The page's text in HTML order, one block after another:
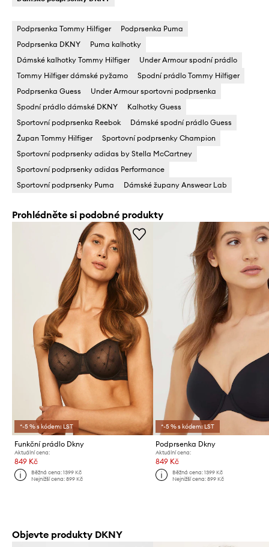
Podprsenka Tommy Hilfiger
Podprsenka Puma
Podprsenka DKNY
Puma kalhotky
Dámské kalhotky Tommy Hilfiger
Under Armour spodní prádlo
Tommy Hilfiger dámské pyžamo
Spodní prádlo Tommy Hilfiger
Podprsenka Guess
Under Armour sportovni podprsenka
Spodní prádlo dámské DKNY
Kalhotky Guess
Sportovní podprsenka Reebok
Dámské spodní prádlo Guess
Župan Tommy Hilfiger
Sportovní podprsenky Champion
Sportovní podprsenky adidas by Stella McCartney
Sportovní podprsenky adidas Performance
Sportovní podprsenky Puma
Dámské župany Answear Lab
Prohlédněte si podobné produkty
*-5 % s kódem: LST
Funkční prádlo Dkny
Aktuální cena:
849 Kč
Běžná cena:1399 Kč
Nejnižší cena:899 Kč
*-5 % s kódem: LST
Podprsenka Dkny
Aktuální cena:
849 Kč
Běžná cena: 1399 Kč
Nejnižší cena: 899 Kč
Objevte produkty DKNY